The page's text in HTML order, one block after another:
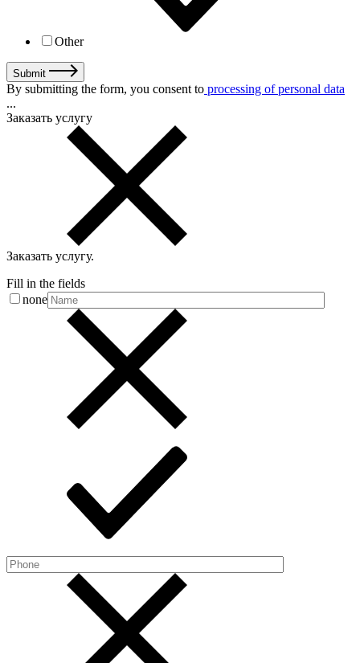
Other
Submit
By submitting the form, you consent to processing of personal data
...
Заказать услугу
Заказать услугу.
Fill in the fields
none